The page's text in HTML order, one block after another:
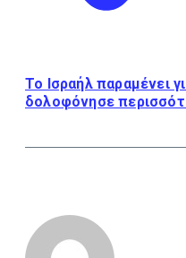
Το Ισραήλ παραμένει
δολοφόνησε